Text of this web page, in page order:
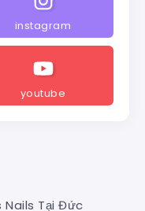
instagram
youtube